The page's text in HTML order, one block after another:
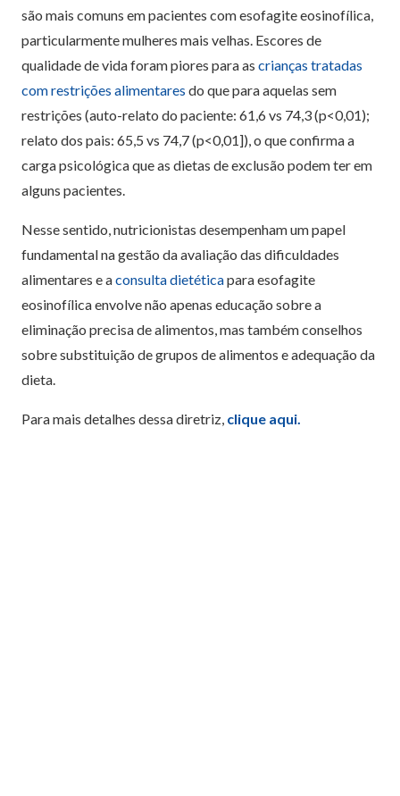
são mais comuns em pacientes com esofagite eosinofílica,
particularmente mulheres mais velhas. Escores de
qualidade de vida foram piores para as crianças tratadas
com restrições alimentares do que para aquelas sem
restrições (auto-relato do paciente: 61,6 vs 74,3 (p<0,01);
relato dos pais: 65,5 vs 74,7 (p<0,01]), o que confirma a
carga psicológica que as dietas de exclusão podem ter em
alguns pacientes.
Nesse sentido, nutricionistas desempenham um papel
fundamental na gestão da avaliação das dificuldades
alimentares e aconsulta dietéticapara esofagite
eosinofílica envolve não apenas educação sobre a
eliminação precisa de alimentos, mas também conselhos
sobre substituição de grupos de alimentos e adequação da
dieta.
Para mais detalhes dessa diretriz, clique aqui.